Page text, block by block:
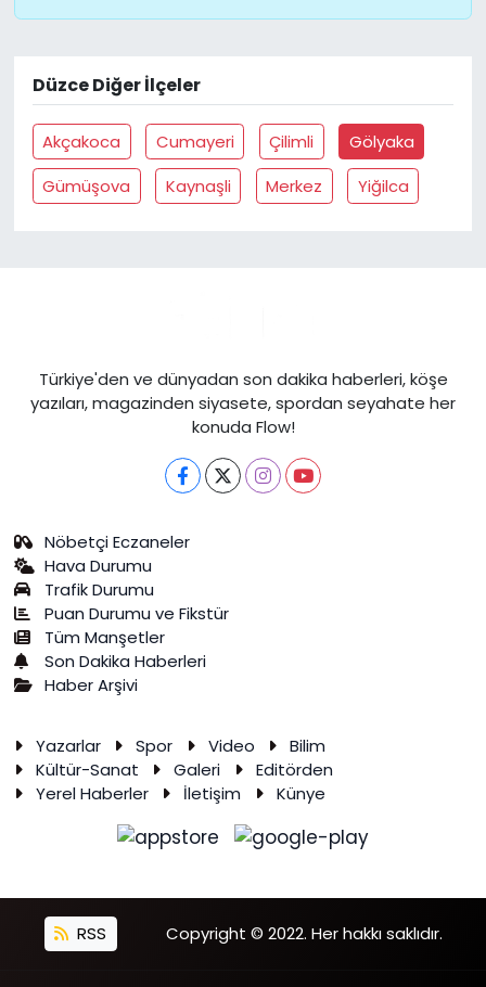
Düzce Diğer İlçeler
Akçakoca Cumayeri Çilimli
Gölyaka
Gümüşova
Kaynaşli Merkez Yiğilca
Türkiye'den ve dünyadan son dakika haberleri, köşe
yazıları, magazinden siyasete, spordan seyahate her
konuda Flow!
Nöbetçi Eczaneler
Hava Durumu
Trafik Durumu
Puan Durumu ve Fikstür
Tüm Manşetler
Son Dakika Haberleri
Haber Arşivi
Yazarlar Spor Video
Bilim
Kültür-Sanat
Galeri
Editörden
Yerel Haberler
İletişim Künye
RSS Copyright © 2022. Her hakkı saklıdır.